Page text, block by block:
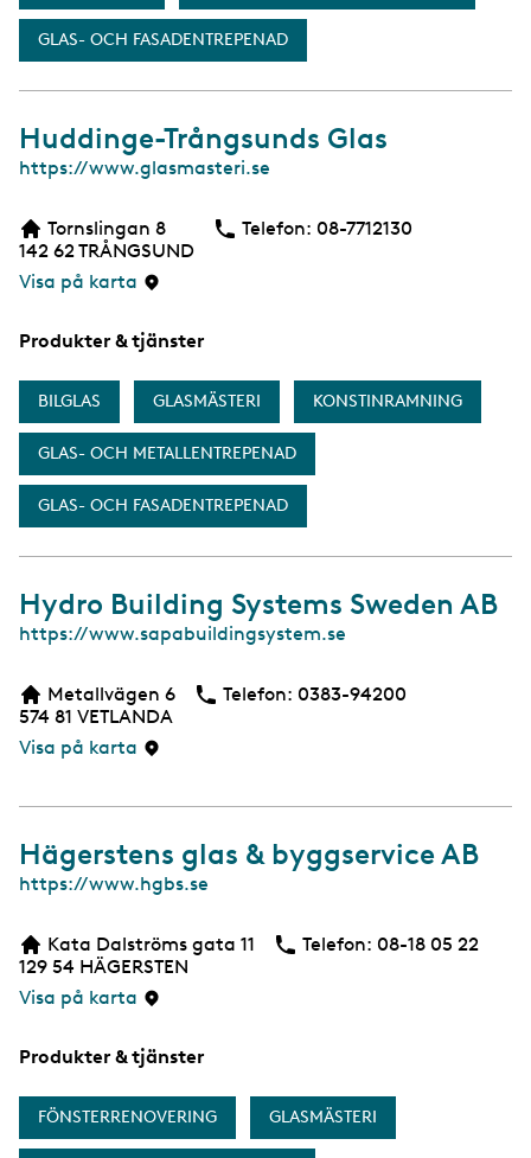
GLAS- OCH FASADENTREPENAD
Huddinge-Trångsunds Glas
W
b
s
i
https://www.glasmasteri.se
Tornslingan 8
142 62TRÅNGSUND
Visa på karta
Telefon: Telefon
08-7712130
Produkter & tjänster
BILGLAS GLASMÄSTERI KONSTINRAMNING
GLAS- OCH METALLENTREPENAD
GLAS- OCH FASADENTREPENAD
Hydro Building Systems Sweden AB
W
b
s
i
https://www.sapabuildingsystem.se
Metallvägen 6
574 81 VETLANDA
Visa på karta
Telefon: Telefon
0383-94200
Hägerstens glas & byggservice AB
W
b
s
i
https://www.hgbs.se
Kata Dalströms gata 11
129 54 HÄGERSTEN
Visa på karta
Telefon: Telefon
08-18 05 22
Produkter & tjänster
FÖNSTERRENOVERING GLASMÄSTERI